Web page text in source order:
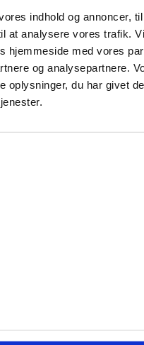
indhold og annoncer,
at analysere vores trafik.
hjemmeside med vores
og analysepartnere.
oplysninger, du har givet